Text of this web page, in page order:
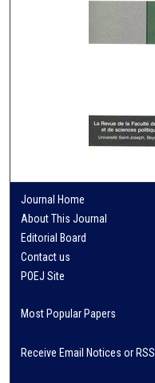
Journal Home
About This Journal
Editorial Board
Contact us
POEJ Site
Most Popular Papers
Receive Email Notices or RSS